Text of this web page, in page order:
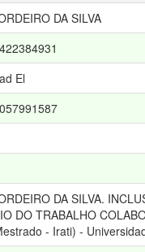
DA SILVA
El
DA SILVA.
DO TRABALHO
- Irati) -